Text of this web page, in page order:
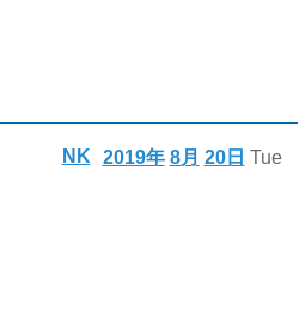
2019年 8月 20日 Tue
NK